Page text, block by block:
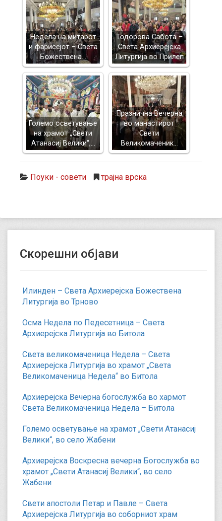
Недела на митарот
и фарисејот – Светa
Божествена…
Тодорова Сабота –
Света Архиерејска
Литургија во Прилеп
Големо осветување
на храмот „Свети
Атанасиј Велики“,…
Празнична Вечерна
во манастирот
Свети
Великомаченик…
Поуки - совети трајна врска
Скорешни објави
Илинден – Света Архиерејска Божествена
Литургија во Трново
Осма Недела по Педесетница – Света
Архиерејска Литургија во Битола
Света великомаченица Недела – Света
Архиерејска Литургија во храмот „Света
Великомаченица Недела“ во Битола
Архиерејска Вечерна богослужба во хармот
Света Великомаченица Недела – Битола
Големо осветување на храмот „Свети Атанасиј
Велики“, во село Жабени
Архиерејска Воскресна вечерна Богослужба во
храмот „Свети Атанасиј Велики“, во село
Жабени
Свети апостоли Петар и Павле – Света
Архиерејска Литургија во соборниот храм